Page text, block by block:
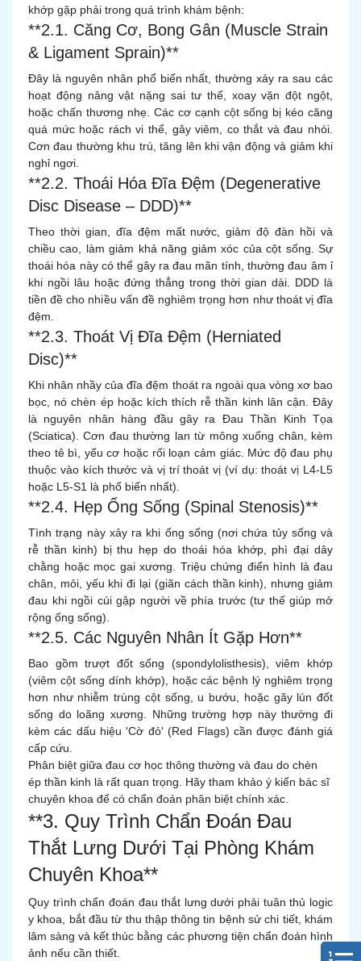
khớp gặp phải trong quá trình khám bệnh:
**2.1. Căng Cơ, Bong Gân (Muscle Strain
& Ligament Sprain)**
Đây là nguyên nhân phổ biến nhất, thường xảy ra sau các
hoạt động nâng vật nặng sai tư thế, xoay vặn đột ngột,
hoặc chấn thương nhẹ. Các cơ cạnh cột sống bị kéo căng
quá mức hoặc rách vi thể, gây viêm, co thắt và đau nhói.
Cơn đau thường khu trú, tăng lên khi vận động và giảm khi
nghỉ ngơi.
**2.2. Thoái Hóa Đĩa Đệm (Degenerative
Disc Disease – DDD)**
Theo thời gian, đĩa đệm mất nước, giảm độ đàn hồi và
chiều cao, làm giảm khả năng giảm xóc của cột sống. Sự
thoái hóa này có thể gây ra đau mãn tính, thường đau âm ỉ
khi ngồi lâu hoặc đứng thẳng trong thời gian dài. DDD là
tiền đề cho nhiều vấn đề nghiêm trọng hơn như thoát vị đĩa
đệm.
**2.3. Thoát Vị Đĩa Đệm (Herniated
Disc)**
Khi nhân nhầy của đĩa đệm thoát ra ngoài qua vòng xơ bao
bọc, nó chèn ép hoặc kích thích rễ thần kinh lân cận. Đây
là nguyên nhân hàng đầu gây ra Đau Thần Kinh Tọa
(Sciatica). Cơn đau thường lan từ mông xuống chân, kèm
theo tê bì, yếu cơ hoặc rối loạn cảm giác. Mức độ đau phụ
thuộc vào kích thước và vị trí thoát vị (ví dụ: thoát vị L4-L5
hoặc L5-S1 là phổ biến nhất).
**2.4. Hẹp Ống Sống (Spinal Stenosis)**
Tình trạng này xảy ra khi ống sống (nơi chứa tủy sống và
rễ thần kinh) bị thu hẹp do thoái hóa khớp, phì đại dây
chằng hoặc mọc gai xương. Triệu chứng điển hình là đau
chân, mỏi, yếu khi đi lại (giãn cách thần kinh), nhưng giảm
đau khi ngồi cúi gập người về phía trước (tư thế giúp mở
rộng ống sống).
**2.5. Các Nguyên Nhân Ít Gặp Hơn**
Bao gồm trượt đốt sống (spondylolisthesis), viêm khớp
(viêm cột sống dính khớp), hoặc các bệnh lý nghiêm trọng
hơn như nhiễm trùng cột sống, u bướu, hoặc gãy lún đốt
sống do loãng xương. Những trường hợp này thường đi
kèm các dấu hiệu 'Cờ đỏ' (Red Flags) cần được đánh giá
cấp cứu.
Phân biệt giữa đau cơ học thông thường và đau do chèn
ép thần kinh là rất quan trọng. Hãy tham khảo ý kiến bác sĩ
chuyên khoa để có chẩn đoán phân biệt chính xác.
**3. Quy Trình Chẩn Đoán Đau
Thắt Lưng Dưới Tại Phòng Khám
Chuyên Khoa**
Quy trình chẩn đoán đau thắt lưng dưới phải tuân thủ logic
y khoa, bắt đầu từ thu thập thông tin bệnh sử chi tiết, khám
lâm sàng và kết thúc bằng các phương tiện chẩn đoán hình
ảnh nếu cần thiết.